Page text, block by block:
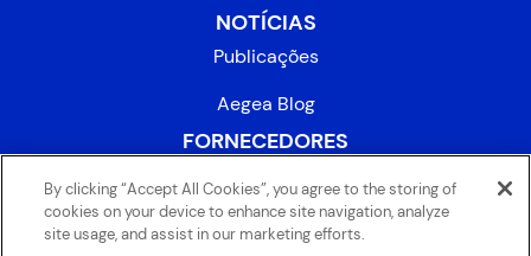
NOTÍCIAS
Publicações
Aegea Blog
FORNECEDORES
INVESTIDORES
By clicking “Accept All Cookies”, you agree to the storing of
cookies on your device to enhance site navigation, analyze
site usage, and assist in our marketing efforts.